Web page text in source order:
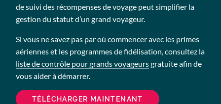
de suivi des récompenses de voyage peut simplifier la
gestion du statut d’un grand voyageur.
Si vous ne savez pas par où commencer avec les primes
aériennes et les programmes de fidélisation, consultez la
liste de contrôle pour grands voyageursgratuite afin de
vous aider à démarrer.
TÉLÉCHARGER MAINTENANT